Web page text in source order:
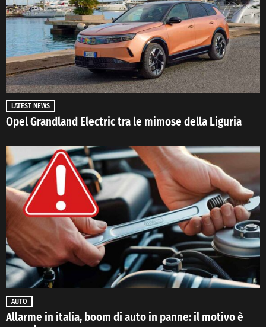
LATEST NEWS
Opel Grandland Electric tra le mimose della Liguria
AUTO
Allarme in italia, boom di auto in panne: il motivo è